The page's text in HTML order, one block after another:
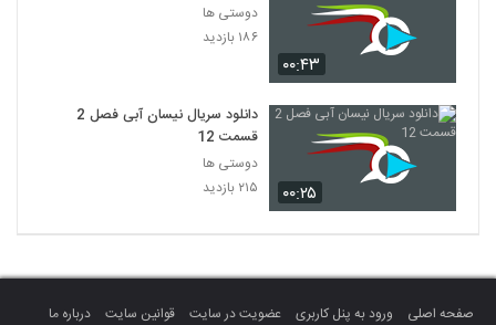
۰۰:۴۳
دوستی ها
۱۸۶ بازدید
۰۰:۲۵
دانلود سریال نیسان آبی فصل 2
قسمت 12
دوستی ها
۲۱۵ بازدید
صفحه اصلی ورود به پنل کاربری عضویت در سایت قوانین سایت درباره ما